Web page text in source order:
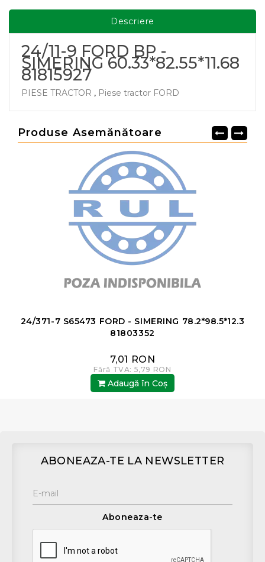
Descriere
24/11-9 FORD BP -
SIMERING 60.33*82.55*11.68
81815927
PIESE TRACTOR , Piese tractor FORD
Produse Asemănătoare
24/371-7 S65473 FORD - SIMERING 78.2*98.5*12.3
81803352
7,01 RON
Fără TVA: 5,79 RON
Adaugă în Coş
ABONEAZA-TE LA NEWSLETTER
Aboneaza-te